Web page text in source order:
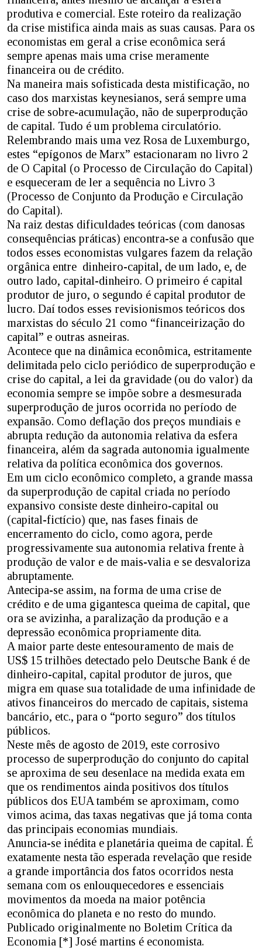
produtiva e comercial. Este roteiro da realização
da crise mistifica ainda mais as suas causas. Para os
economistas em geral a crise econômica será
sempre apenas mais uma crise meramente
financeira ou de crédito.
Na maneira mais sofisticada desta mistificação, no
caso dos marxistas keynesianos, será sempre uma
crise de sobre-acumulação, não de superprodução
de capital. Tudo é um problema circulatório.
Relembrando mais uma vez Rosa de Luxemburgo,
estes “epígonos de Marx” estacionaram no livro 2
de O Capital (o Processo de Circulação do Capital)
e esqueceram de ler a sequência no Livro 3
(Processo de Conjunto da Produção e Circulação
do Capital).
Na raiz destas dificuldades teóricas (com danosas
consequências práticas) encontra-se a confusão que
todos esses economistas vulgares fazem da relação
orgânica entre dinheiro-capital, de um lado, e, de
outro lado, capital-dinheiro. O primeiro é capital
produtor de juro, o segundo é capital produtor de
lucro. Daí todos esses revisionismos teóricos dos
marxistas do século 21 como “financeirização do
capital” e outras asneiras.
Acontece que na dinâmica econômica, estritamente
delimitada pelo ciclo periódico de superprodução e
crise do capital, a lei da gravidade (ou do valor) da
economia sempre se impõe sobre a desmesurada
superprodução de juros ocorrida no período de
expansão. Como deflação dos preços mundiais e
abrupta redução da autonomia relativa da esfera
financeira, além da sagrada autonomia igualmente
relativa da política econômica dos governos.
Em um ciclo econômico completo, a grande massa
da superprodução de capital criada no período
expansivo consiste deste dinheiro-capital ou
(capital-fictício) que, nas fases finais de
encerramento do ciclo, como agora, perde
progressivamente sua autonomia relativa frente à
produção de valor e de mais-valia e se desvaloriza
abruptamente.
Antecipa-se assim, na forma de uma crise de
crédito e de uma gigantesca queima de capital, que
ora se avizinha, a paralização da produção e a
depressão econômica propriamente dita.
A maior parte deste entesouramento de mais de
US$ 15 trilhões detectado pelo Deutsche Bank é de
dinheiro-capital, capital produtor de juros, que
migra em quase sua totalidade de uma infinidade de
ativos financeiros do mercado de capitais, sistema
bancário, etc., para o “porto seguro” dos títulos
públicos.
Neste mês de agosto de 2019, este corrosivo
processo de superprodução do conjunto do capital
se aproxima de seu desenlace na medida exata em
que os rendimentos ainda positivos dos títulos
públicos dos EUA também se aproximam, como
vimos acima, das taxas negativas que já toma conta
das principais economias mundiais.
Anuncia-se inédita e planetária queima de capital. É
exatamente nesta tão esperada revelação que reside
a grande importância dos fatos ocorridos nesta
semana com os enlouquecedores e essenciais
movimentos da moeda na maior potência
econômica do planeta e no resto do mundo.
Publicado originalmente no Boletim Crítica da
Economia [*] José martins é economista.